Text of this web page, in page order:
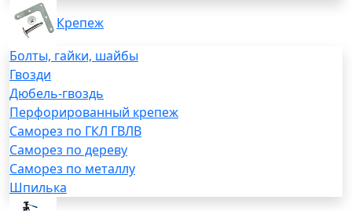
Крепеж
Болты, гайки, шайбы
Гвозди
Дюбель-гвоздь
Перфорированный крепеж
Саморез по ГКЛ ГВЛВ
Саморез по дереву
Саморез по металлу
Шпилька